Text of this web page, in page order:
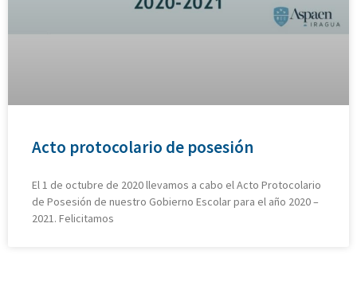
Acto protocolario de posesión
El 1 de octubre de 2020 llevamos a cabo el Acto Protocolario
de Posesión de nuestro Gobierno Escolar para el año 2020 –
2021. Felicitamos